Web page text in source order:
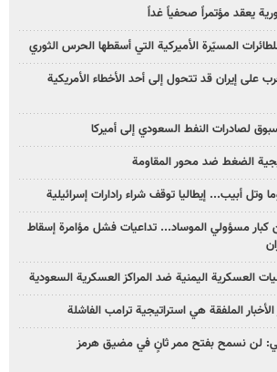
يعقد مؤتمراً صحفياً غداً
المسيّرة الأميركية التي أسقطها الحرس الثوري
على إيران قد تتحول إلى أحد الأخطاء الأمريكية
لصادرات النفط السعودي إلى أميركا
الضغط ضد محور المقاومة
وتل أبيب... إيطاليا توقف شراء رادارات إسرائيلية
كبار مسؤولي الموساد... تداعيات فشل مؤامرة إسقاط
العسكرية اليمنية ضد المراكز العسكرية السعودية
الملفقة هي استراتيجية ترامب الفاشلة
لن نسمح بفتح ممر ثانٍ في مضيق هرمز